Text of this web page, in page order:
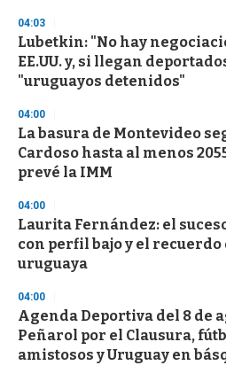
04:03
Lubetkin: "No hay
EE.UU. y, si llegan
"uruguayos detenidos"
04:00
La basura de Montevideo
Cardoso hasta al menos
prevé la IMM
04:00
Laurita Fernández: el
con perfil bajo y el recuerdo
uruguaya
04:00
Agenda Deportiva del 8 de
Peñarol por el Clausura,
amistosos y Uruguay en